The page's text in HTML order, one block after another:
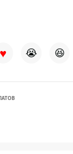
♥ 😭 😆